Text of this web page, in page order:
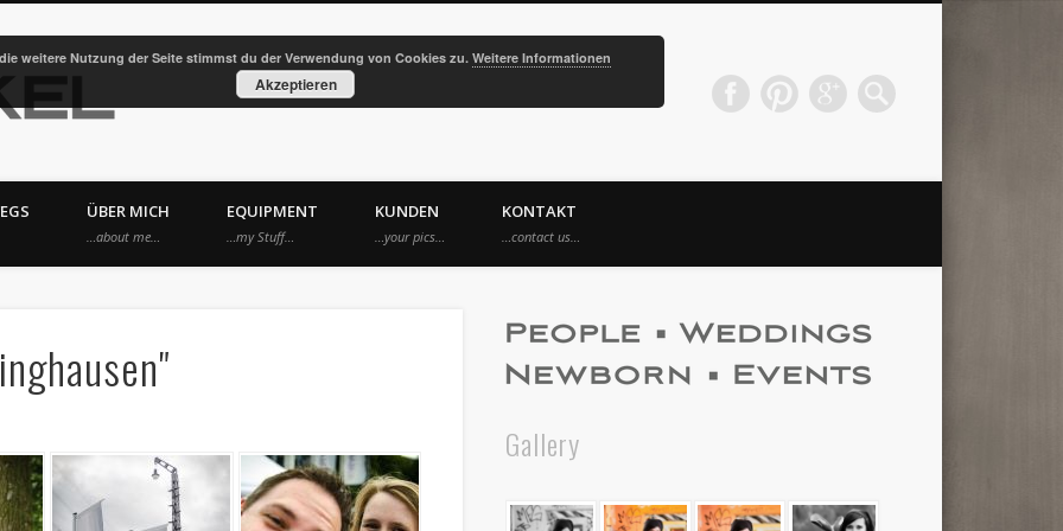
Kräwinkel Photography
ÜBER MICH
…about me…
EQUIPMENT
…my Stuff…
KUNDEN
…your pics…
KONTAKT
…contact us…
Gallery
weitere Nutzung der Seite stimmst du der Verwendung von Cookies zu. Weitere Informationen
Akzeptieren